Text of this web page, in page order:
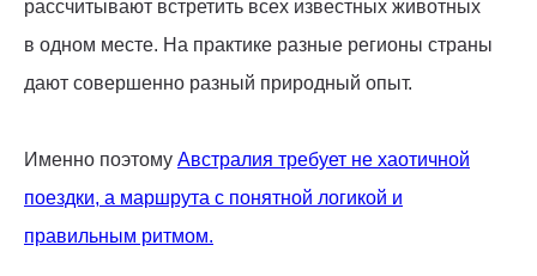
рассчитывают встретить всех известных животных
в одном месте. На практике разные регионы страны
дают совершенно разный природный опыт.
Именно поэтому Австралия требует не хаотичной
поездки, а маршрута с понятной логикой и
правильным ритмом.